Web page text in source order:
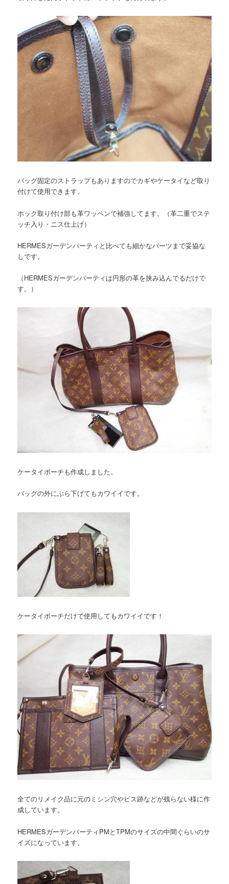
バッグ固定のストラップもありますのでカギやケータイなど取り
付けて使用できます。
ホック取り付け部も革ワッペンで補強してます。（革二重でステ
ッチ入り・ニス仕上げ）
HERMESガーデンパーティと比べても細かなパーツまで妥協な
しです。
（HERMESガーデンパーティは円形の革を挟み込んでるだけで
す。）
ケータイポーチも作成しました。
バッグの外にぶら下げてもカワイイです。
ケータイポーチだけで使用してもカワイイです！
全てのリメイク品に元のミシン穴やビス跡などが残らない様に作
成しています。
HERMESガーデンパーティPMとTPMのサイズの中間ぐらいのサ
イズになっています。